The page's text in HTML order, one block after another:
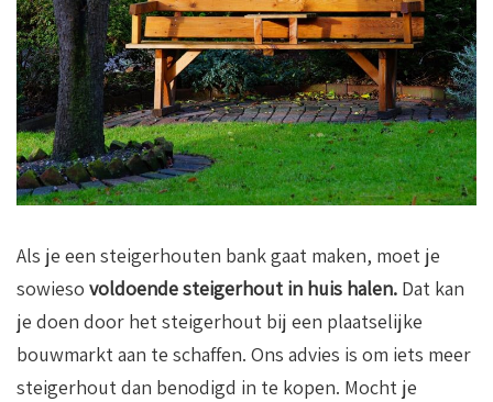
Als je een steigerhouten bank gaat maken, moet je
sowieso voldoende steigerhout in huis halen. Dat kan
je doen door het steigerhout bij een plaatselijke
bouwmarkt aan te schaffen. Ons advies is om iets meer
steigerhout dan benodigd in te kopen. Mocht je